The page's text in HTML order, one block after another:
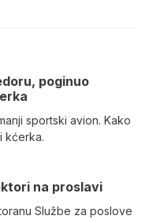
poginuo
sportski avion. Kako
kćerka.
na proslavi
Službe za poslove